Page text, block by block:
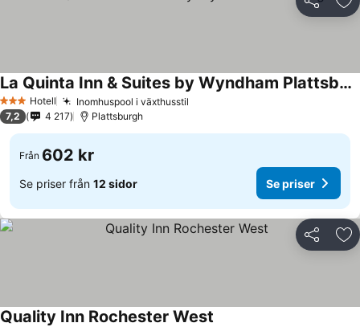
Dela
3 StjärnorHotell Inomhuspool i växthusstil
La Quinta Inn & Suites by Wyndham Plattsburgh
7,2 4 217 Plattsburgh
Från 602 kr
Se priser från 12 sidor Se priser
Dela
Quality Inn Rochester West